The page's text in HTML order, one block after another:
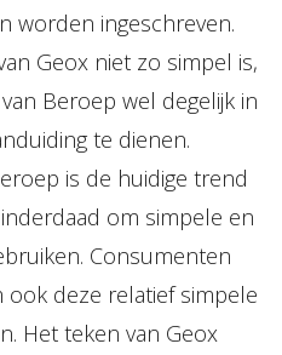
worden ingeschreven.
Geox niet zo simpel is,
Beroep wel degelijk in
te dienen.
is de huidige trend
om simpele en
Consumenten
deze relatief simpele
Het teken van Geox